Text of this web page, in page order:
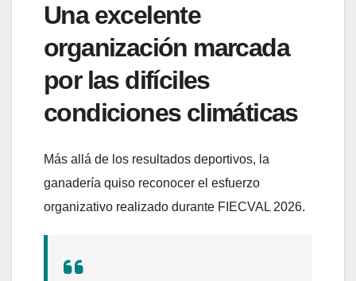
Una excelente
organización marcada
por las difíciles
condiciones climáticas
Más allá de los resultados deportivos, la
ganadería quiso reconocer el esfuerzo
organizativo realizado durante FIECVAL 2026.